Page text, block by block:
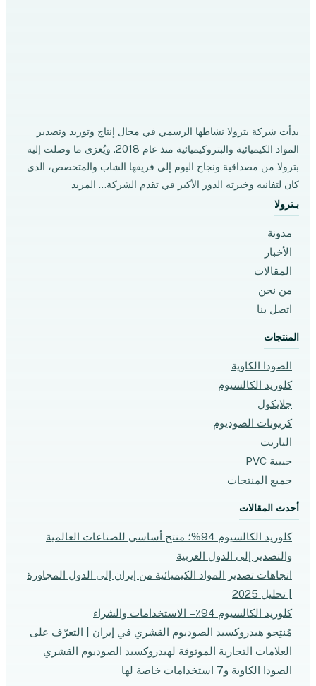
بدأت شركة بترولا نشاطها الرسمي في مجال إنتاج وتوريد وتصدير
المواد الكيميائية والبتروكيميائية منذ عام 2018. ويُعزى ما وصلت إليه
بترولا من مصداقية ونجاح اليوم إلى فريقها الشاب والمتخصص، الذي
كان لتفانيه وخبرته الدور الأكبر في تقدم الشركة… المزيد
بـترولا
مدونة
الأخبار
المقالات
من نحن
اتصل بنا
المنتجات
الصودا الكاوية
كلوريد الكالسيوم
جلايكول
كربونات الصوديوم
الباریت
حبيبة PVC
جميع المنتجات
أحدث المقالات
كلوريد الكالسيوم 94%؛ منتج أساسي للصناعات العالمية
والتصدير إلى الدول العربية
اتجاهات تصدير المواد الكيميائية من إيران إلى الدول المجاورة
| تحليل 2025
كلوريد الكالسيوم 94٪ – الاستخدامات والشراء
مُنتِجو هيدروكسيد الصوديوم القشري في إيران | التعرّف على
العلامات التجارية الموثوقة لهيدروكسيد الصوديوم القشري
الصودا الكاوية و7 استخدامات خاصة لها